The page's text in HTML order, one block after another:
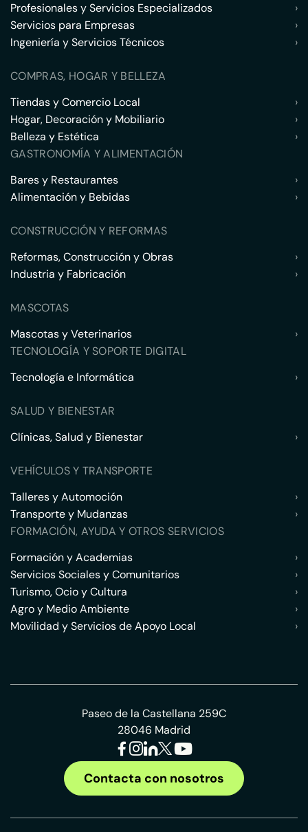
Profesionales y Servicios Especializados
›
Servicios para Empresas
›
Ingeniería y Servicios Técnicos
›
COMPRAS, HOGAR Y BELLEZA
Tiendas y Comercio Local
›
Hogar, Decoración y Mobiliario
›
Belleza y Estética
›
GASTRONOMÍA Y ALIMENTACIÓN
Bares y Restaurantes
›
Alimentación y Bebidas
›
CONSTRUCCIÓN Y REFORMAS
Reformas, Construcción y Obras
›
Industria y Fabricación
›
MASCOTAS
Mascotas y Veterinarios
›
TECNOLOGÍA Y SOPORTE DIGITAL
Tecnología e Informática
›
SALUD Y BIENESTAR
Clínicas, Salud y Bienestar
›
VEHÍCULOS Y TRANSPORTE
Talleres y Automoción
›
Transporte y Mudanzas
›
FORMACIÓN, AYUDA Y OTROS SERVICIOS
Formación y Academias
›
Servicios Sociales y Comunitarios
›
Turismo, Ocio y Cultura
›
Agro y Medio Ambiente
›
Movilidad y Servicios de Apoyo Local
›
Paseo de la Castellana 259C
28046 Madrid
Contacta con nosotros